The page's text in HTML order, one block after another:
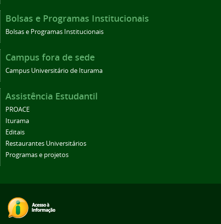
Bolsas e Programas Institucionais
Bolsas e Programas Institucionais
Campus fora de sede
Campus Universitário de Iturama
Assistência Estudantil
PROACE
Iturama
Editais
Restaurantes Universitários
Programas e projetos